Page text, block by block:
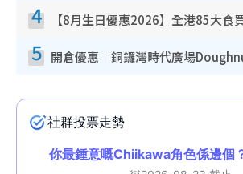
4
5